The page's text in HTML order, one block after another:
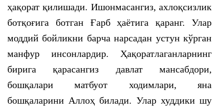
ҳақорат қилишади. Ишонмасангиз, ахлоқсизлик
ботқоғига ботган Ғарб ҳаётига қаранг. Улар
моддий бойликни барча нарсадан устун кўрган
манфур инсонлардир. Ҳақоратлаганларнинг
бирига қарасангиз давлат мансабдори,
бошқалари матбуот ходимлари, яна
бошқаларини Аллоҳ билади. Улар худдики шу